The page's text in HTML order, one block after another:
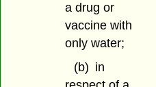
a drug or
vaccine with
only water;
(b) in